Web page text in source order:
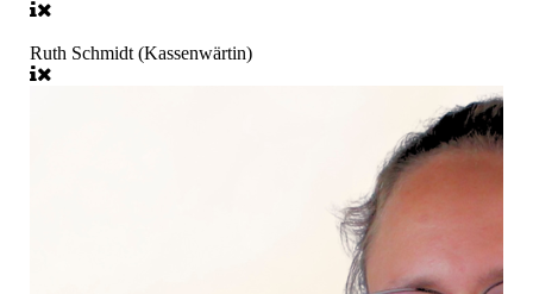
Ruth Schmidt (Kassenwärtin)